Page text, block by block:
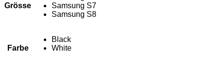
Grösse
Samsung S7
Samsung S8
Farbe
Black
White